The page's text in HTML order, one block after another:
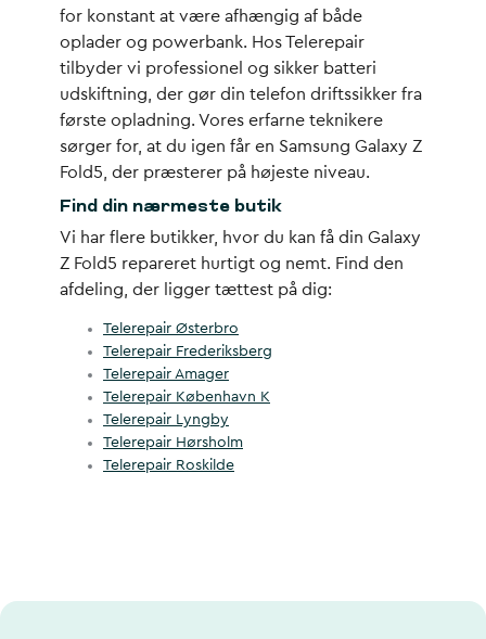
for konstant at være afhængig af både
oplader og powerbank. Hos Telerepair
tilbyder vi professionel og sikker batteri
udskiftning, der gør din telefon driftssikker fra
første opladning. Vores erfarne teknikere
sørger for, at du igen får en Samsung Galaxy Z
Fold5, der præsterer på højeste niveau.
Find din nærmeste butik
Vi har flere butikker, hvor du kan få din Galaxy
Z Fold5 repareret hurtigt og nemt. Find den
afdeling, der ligger tættest på dig:
Telerepair Østerbro
Telerepair Frederiksberg
Telerepair Amager
Telerepair København K
Telerepair Lyngby
Telerepair Hørsholm
Telerepair Roskilde